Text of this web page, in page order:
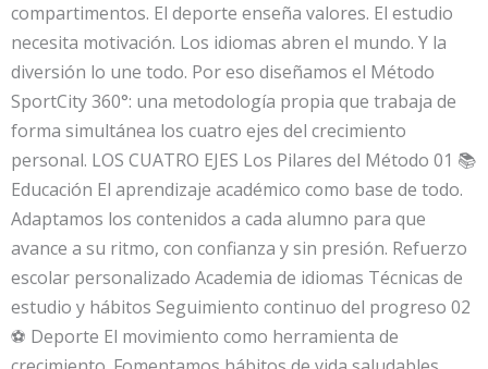
compartimentos. El deporte enseña valores. El estudio
necesita motivación. Los idiomas abren el mundo. Y la
diversión lo une todo. Por eso diseñamos el Método
SportCity 360°: una metodología propia que trabaja de
forma simultánea los cuatro ejes del crecimiento
personal. LOS CUATRO EJES Los Pilares del Método 01 📚
Educación El aprendizaje académico como base de todo.
Adaptamos los contenidos a cada alumno para que
avance a su ritmo, con confianza y sin presión. Refuerzo
escolar personalizado Academia de idiomas Técnicas de
estudio y hábitos Seguimiento continuo del progreso 02
⚽ Deporte El movimiento como herramienta de